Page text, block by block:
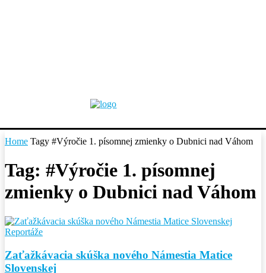
Home Tagy #Výročie 1. písomnej zmienky o Dubnici nad Váhom
Tag: #Výročie 1. písomnej
zmienky o Dubnici nad Váhom
Reportáže
Zaťažkávacia skúška nového Námestia Matice
Slovenskej